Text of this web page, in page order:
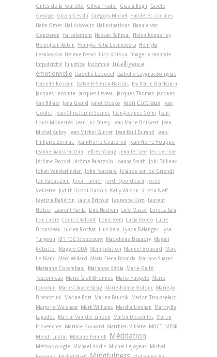
Gilles de la Tourette Gilles Trudel Gisela Regli
Gisèle
George Grazia Ceschi Grégory Michel
Habiletés sociales
Haim Omer
Hal Arkowitz Hallucinations
Hannie van
Genderen
Harcèlement Hassan Rahioui
Helen Kennerley
Henri-Jean Aubin
Henryka Katia Lesniewska
Henryka
Lesniewska
Hélène Denis Ilios Kotsou Imagerie mentale
Impulsivité Injustice Insomnie Intelligence
émotionnelle Isabelle Leboeuf Isabelle Leygnac-Solignac
Isabelle Roskam Isabelle Simon-Baïssas Ivy Marie Blackburn
Jacques Lecomte
Jacques Leveau Jacques Thomas
Jacques
Van Rillaer
Jana Grand Janet Klosko Jean Cottraux
Jean
Goulet
Jean-Christophe Seznec Jean-Jacques Colin
Jean-
Louis Monestès
Jean-Luc Émery Jean-Marie Boisvert
Jean-
Michel Aubry
Jean-Michel Gurret Jean-Paul Durand
Jean-
Philippe Zermati
Jean-Pierre Couteron
Jean-Pierre Houppe
Jeanne Siaud-Facchin
Jeffrey Young Jennifer Lee
Jeu de rôle
Jérôme Favrod
Jérôme Palazzolo Joanna Smith
Joël Billieux
Johan Vanderlinden
John Teasdale
Jolande van de Griendt
Jon Kabat-Zinn
Joran Farnier Jordi Quoidbach
Josée
Veillette
Judith Brisot-Dubois Kelly Wilson
Kristin Neff
Laetizia Dahéron
Laure Bricout Laurence Kern
Laurent
Holzer
Laurent Karila Line Hachem Line Massé
Loretta Sala
Lou Lubie
Louis Chaloult Louis Vera Lucia Romo
Lucie
Brousseau
Lucien Rochat Luis Vera Lynda Bélanger
Lyse
Turgeon
M1 TCC Strasbourg Madeleine Beaudry
Magali
Rebattel
Maggie ODA Manipulation Manuel Bouvard
Marc
Le Blanc
Marc Willard Maria Elena Brianda
Mariann Suarez
Marianne Colombani
Marianne Kédia
Marie Gallé-
Tessonneau
Marie Grall-Bronnec Marie Haegelé
Marie
Jourdain
Marie-Claude Saiag Marie-France Bolduc
Marie-Jo
Brennstuhl
Marine Fort Marine Paucsik
Marion Trousselard
Marjorie Weishaar
Mark Williams Marsha Linehan
Marthylle
Lagadec
Martial Van der Linden Martin Desseilles
Martin
Provencher
Martine Bouvard Matthieu Villatte MBCT
MBSR
Mehdi Liratni
Melanie Fennell Méditation
Méthodologie Michael Addis Michel Lejoyeux
Michel